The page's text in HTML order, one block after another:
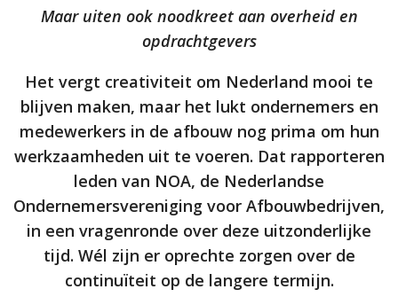
Maar uiten ook noodkreet aan overheid en
opdrachtgevers
Het vergt creativiteit om Nederland mooi te
blijven maken, maar het lukt ondernemers en
medewerkers in de afbouw nog prima om hun
werkzaamheden uit te voeren. Dat rapporteren
leden van NOA, de Nederlandse
Ondernemersvereniging voor Afbouwbedrijven,
in een vragenronde over deze uitzonderlijke
tijd. Wél zijn er oprechte zorgen over de
continuïteit op de langere termijn.